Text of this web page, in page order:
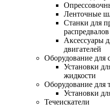
Ленточные
Станки для
Аксессуары
двигателей
Оборудование для
Установки
жидкости
Оборудование для
Установки
Течеискатели